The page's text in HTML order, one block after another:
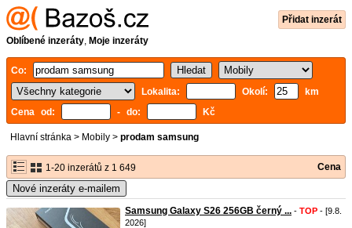
Přidat inzerát
Oblíbené inzeráty, Moje inzeráty
Co:
Lokalita:
Okolí:
km
Cena od:
- do: Kč
Hlavní stránka > Mobily > prodam samsung
1-20 inzerátů z 1 649 Cena
Nové inzeráty e-mailem
Samsung Galaxy S26 256GB černý ... - TOP - [9.8.
2026]